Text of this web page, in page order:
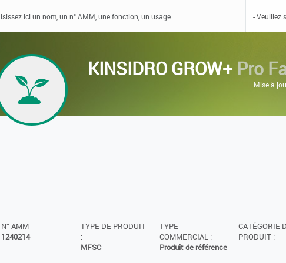
KINSIDRO GROW+ Pro
Mise à
N° AMM
1240214
TYPE DE PRODUIT
:
MFSC
TYPE
COMMERCIAL :
Produit de référence
CATÉGORIE
PRODUIT :